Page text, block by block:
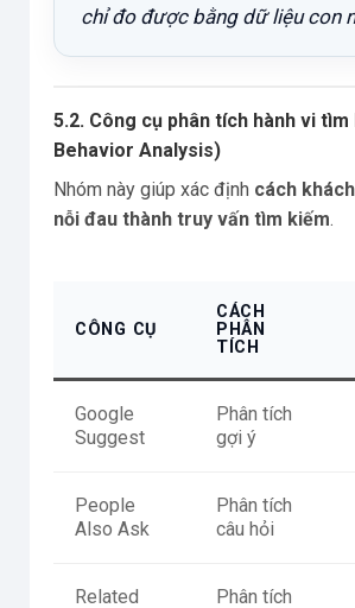
chỉ đo được bằng dữ liệu con
5.2. Công cụ phân tích hành vi
Behavior Analysis)
Nhóm này giúp xác định cách
nỗi đau thành truy vấn tìm kiếm.
CÔNG CỤ
CÁCH
PHÂN
TÍCH
Google
Suggest
Phân tích
gợi ý
People
Also Ask
Phân tích
câu hỏi
Related Phân tích